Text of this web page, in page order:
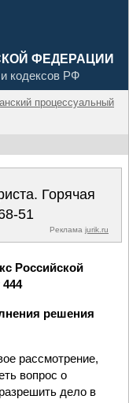
ФЕДЕРАЦИИ
кодексов РФ
процессуальный
Горячая
51
Реклама jurik.ru
Российской
решения
рассмотрение,
вопрос о
дело в